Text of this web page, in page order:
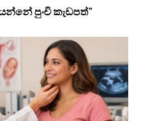
පුංචි කැඩපත්”